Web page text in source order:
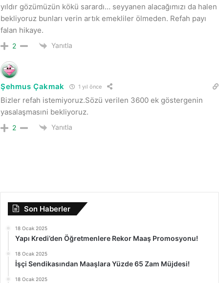
yıldır gözümüzün kökü sarardı… seyyanen alacağımızı da halen
bekliyoruz bunları verin artık emekliler ölmeden. Refah payı
falan hikaye.
2 Yanıtla
Şehmus Çakmak 1 yıl önce
Bizler refah istemiyoruz.Sözü verilen 3600 ek göstergenin
yasalaşmasıni bekliyoruz.
2 Yanıtla
Son Haberler
18 Ocak 2025
Yapı Kredi’den Öğretmenlere Rekor Maaş Promosyonu!
18 Ocak 2025
İşçi Sendikasından Maaşlara Yüzde 65 Zam Müjdesi!
18 Ocak 2025